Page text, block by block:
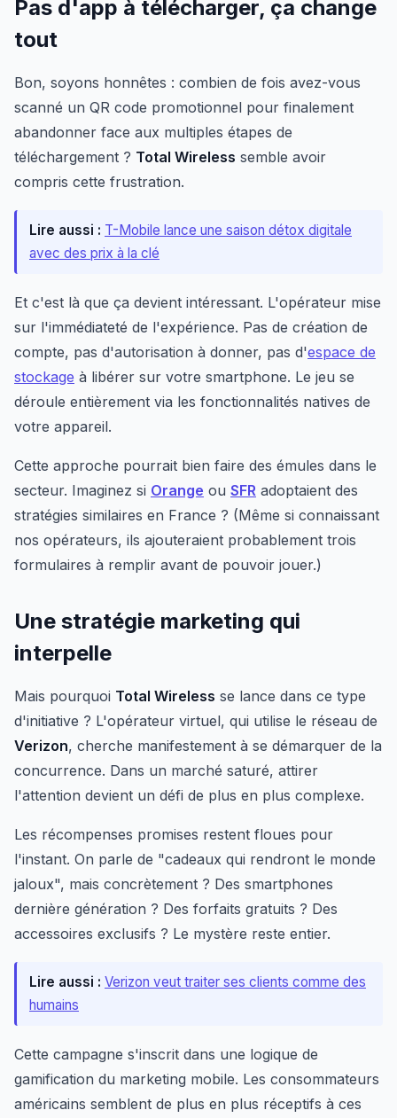
Pas d'app à télécharger, ça change
tout
Bon, soyons honnêtes : combien de fois avez-vous
scanné un QR code promotionnel pour finalement
abandonner face aux multiples étapes de
téléchargement ? Total Wireless semble avoir
compris cette frustration.
Lire aussi : T-Mobile lance une saison détox digitale
avec des prix à la clé
Et c'est là que ça devient intéressant. L'opérateur mise
sur l'immédiateté de l'expérience. Pas de création de
compte, pas d'autorisation à donner, pas d'espace de
stockage à libérer sur votre smartphone. Le jeu se
déroule entièrement via les fonctionnalités natives de
votre appareil.
Cette approche pourrait bien faire des émules dans le
secteur. Imaginez si Orange ou SFR adoptaient des
stratégies similaires en France ? (Même si connaissant
nos opérateurs, ils ajouteraient probablement trois
formulaires à remplir avant de pouvoir jouer.)
Une stratégie marketing qui
interpelle
Mais pourquoi Total Wireless se lance dans ce type
d'initiative ? L'opérateur virtuel, qui utilise le réseau de
Verizon, cherche manifestement à se démarquer de la
concurrence. Dans un marché saturé, attirer
l'attention devient un défi de plus en plus complexe.
Les récompenses promises restent floues pour
l'instant. On parle de "cadeaux qui rendront le monde
jaloux", mais concrètement ? Des smartphones
dernière génération ? Des forfaits gratuits ? Des
accessoires exclusifs ? Le mystère reste entier.
Lire aussi : Verizon veut traiter ses clients comme des
humains
Cette campagne s'inscrit dans une logique de
gamification du marketing mobile. Les consommateurs
américains semblent de plus en plus réceptifs à ces